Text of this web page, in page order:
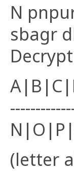
N
sbagr
(letter